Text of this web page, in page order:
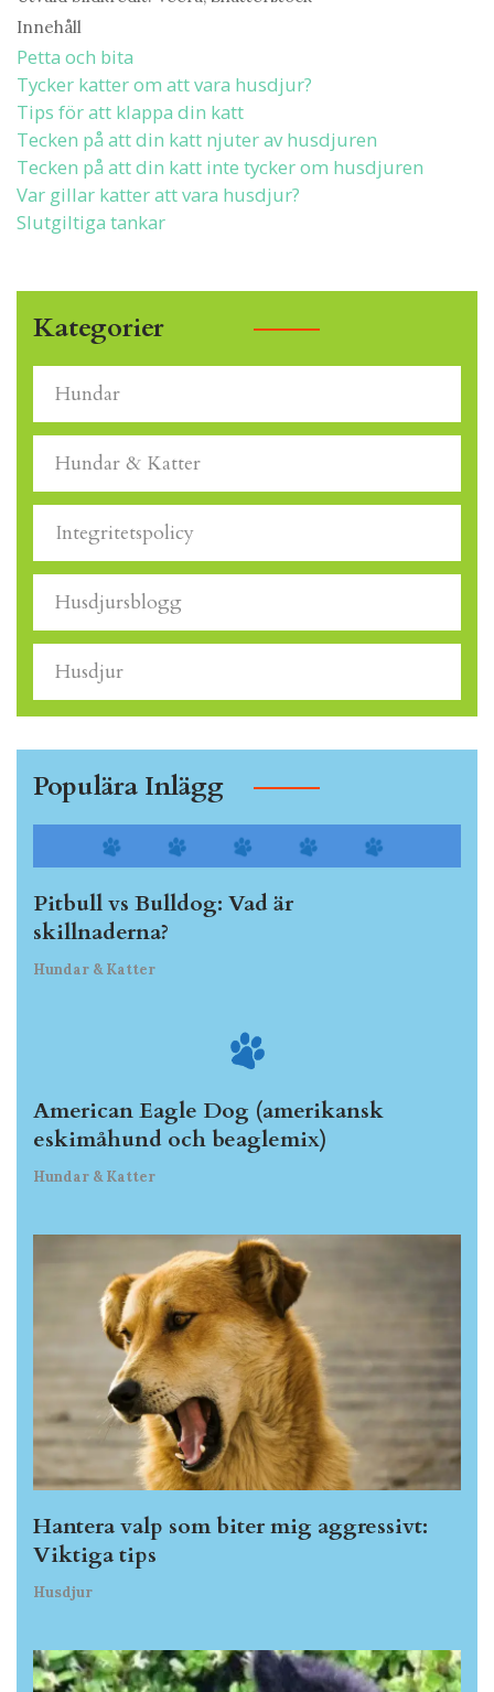
Innehåll
Petta och bita
Tycker katter om att vara husdjur?
Tips för att klappa din katt
Tecken på att din katt njuter av husdjuren
Tecken på att din katt inte tycker om husdjuren
Var gillar katter att vara husdjur?
Slutgiltiga tankar
Kategorier
Hundar
Hundar & Katter
Integritetspolicy
Husdjursblogg
Husdjur
Populära Inlägg
Pitbull vs Bulldog: Vad är
skillnaderna?
Hundar & Katter
American Eagle Dog (amerikansk
eskimåhund och beaglemix)
Hundar & Katter
Hantera valp som biter mig aggressivt:
Viktiga tips
Husdjur